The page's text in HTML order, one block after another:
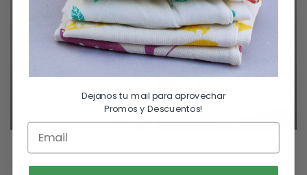
Bombachon Playa
$3,200.00 $2,560.00 $3,600.00
Dejanos tu mail para aprovechar
Promos y Descuentos!